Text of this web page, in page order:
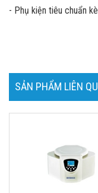
- Phụ kiện tiêu chuẩn
SẢN PHẨM LIÊN